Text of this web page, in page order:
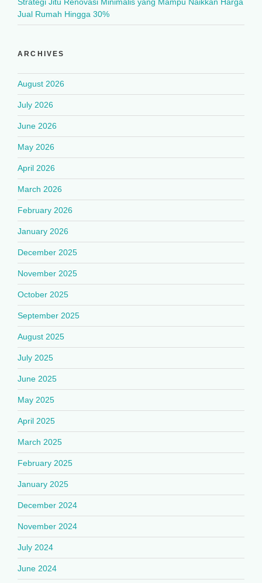
Strategi Jitu Renovasi Minimalis yang Mampu Naikkan Harga
Jual Rumah Hingga 30%
ARCHIVES
August 2026
July 2026
June 2026
May 2026
April 2026
March 2026
February 2026
January 2026
December 2025
November 2025
October 2025
September 2025
August 2025
July 2025
June 2025
May 2025
April 2025
March 2025
February 2025
January 2025
December 2024
November 2024
July 2024
June 2024